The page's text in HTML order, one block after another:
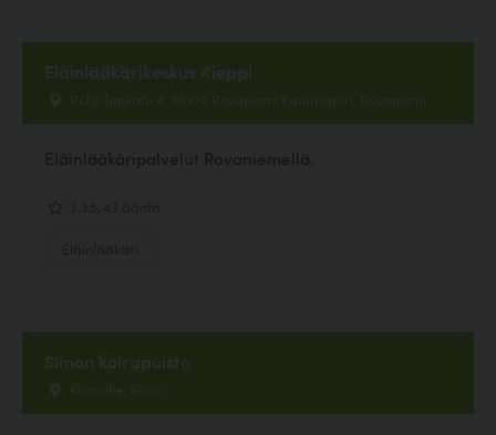
Eläinlääkärikeskus Kieppi
Pohjolankatu 4, 96100 Rovaniemi Kauppatori, Rovaniemi
Eläinlääkäripalvelut Rovaniemellä.
Simon koirapuisto
Kontiotie, Simo